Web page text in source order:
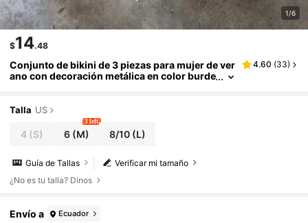
1/6
$14.48
Conjunto de bikini de 3 piezas para mujer de ver
ano con decoración metálica en color burde
mántica
4.60 (33)
Talla US
4 (S) 6 (M)
3 left
8/10(L)
Verificar mi tamaño
Guía de Tallas
¿No es tu talla? Dinos
Envío a Ecuador